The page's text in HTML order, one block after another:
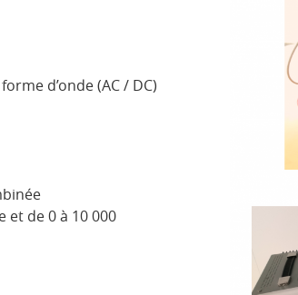
d’onde (AC / DC)
et de 0 à 10 000